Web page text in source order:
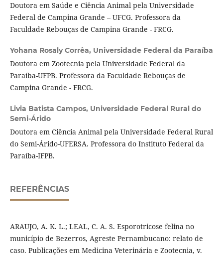
Doutora em Saúde e Ciência Animal pela Universidade
Federal de Campina Grande – UFCG. Professora da
Faculdade Rebouças de Campina Grande - FRCG.
Yohana Rosaly Corrêa, Universidade Federal da Paraíba
Doutora em Zootecnia pela Universidade Federal da
Paraíba-UFPB. Professora da Faculdade Rebouças de
Campina Grande - FRCG.
Livia Batista Campos, Universidade Federal Rural do
Semi-Árido
Doutora em Ciência Animal pela Universidade Federal Rural
do Semi-Árido-UFERSA. Professora do Instituto Federal da
Paraíba-IFPB.
REFERÊNCIAS
ARAUJO, A. K. L.; LEAL, C. A. S. Esporotricose felina no
município de Bezerros, Agreste Pernambucano: relato de
caso. Publicações em Medicina Veterinária e Zootecnia, v.